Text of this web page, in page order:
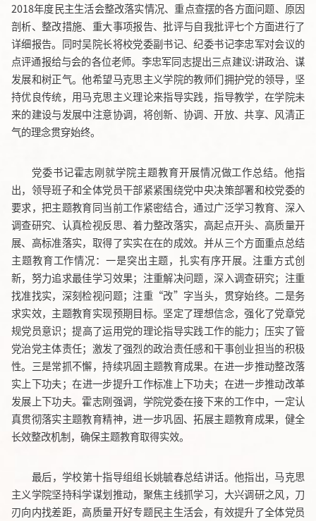
2018年度民主生活会整改落实情况、重点查摆的各方面问题、原因
剖析、整改措施、重大事项报告、批评与自我批评七个方面进行了
详细报告。同时吴院长将校党委副书记、纪委书记李忠军对会议的
点评通报给与会的各位老师。李忠军同志提出三点建议:讲政治、谋
发展和树正气。他希望马克思主义学院的教师们拥护党的领导，坚
持优良传统，用马克思主义理论来指导实践，指导教学，在学院未
来的建设与发展中注意协调，将创新、协调、开放、共享、风清正
气的理念贯穿始终。
党委书记霍志刚就学院主题教育开展情况做工作总结。他指
出，领导班子和全体党员干部紧紧围绕党中央决策部署和校党委的
要求，把主题教育同当前工作紧密结合，通过广泛学习教育、深入
调查研究、认真检视反思、着力整改落实，高起点开头、高质量开
展、高标准落实，取得了实实在在的成效。并从三个方面重点总结
主题教育工作情况：一是突出主题，扎实有序开展。注重方式创
新，努力追求最佳学习效果；注重解决问题，深入调查研究；注重
找准找实，深刻检视问题；注重“改”字当头，贯穿始终。二是务
求实效，主题教育实现预期目标。坚定了理想信念，强化了党章党
规党员意识；提高了运用党的理论指导实践工作的能力；压实了管
党治党主体责任；激发了强烈的政治责任感和干事创业担当的积极
性。三是常抓不懈，持续巩固主题教育成果。在进一步推动整改落
实上下功夫；在进一步提升工作标准上下功夫；在进一步推动改革
发展上下功夫。霍志刚强调，学院党委在接下来的工作中，一定认
真贯彻落实主题教育精神，进一步巩固、拓展主题教育成果，健全
长效整改机制，确保主题教育取得实效。
最后，学校第十指导组组长姚毓春总结讲话。他指出，马克思
主义学院坚持科学谋划推动，聚焦主线抓学习，大兴调研之风，刀
刃向内找差距，高质量开好专题民主生活会，有效提升了全体党员